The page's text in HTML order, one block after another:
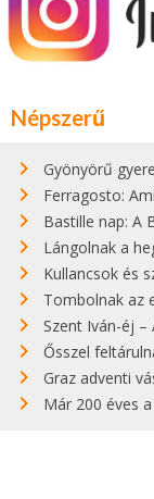
Népszerű
Gyönyörű
Ferragosto:
Bastille nap: A
Lángolnak a
Kullancsok és
Tombolnak az
Szent Iván-éj
Ősszel
Graz adventi
Már 200 éves